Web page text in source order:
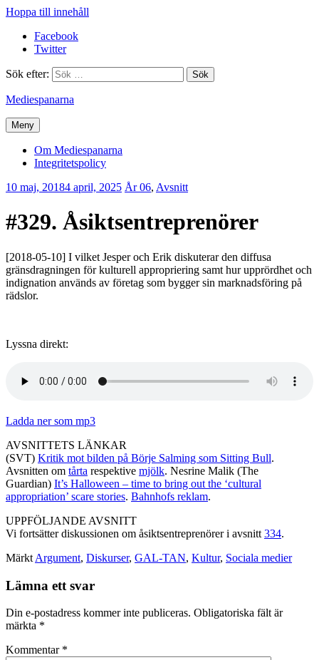
Hoppa till innehåll
Facebook
Twitter
Sök efter:
Mediespanarna
Meny
Om Mediespanarna
Integritetspolicy
10 maj, 20184 april, 2025 Erik
År 06, Avsnitt
#329. Åsiktsentreprenörer
[2018-05-10] I vilket Jesper och Erik diskuterar den diffusa
gränsdragningen för kulturell appropriering samt hur upprördhet och
indignation används av företag som bygger sin marknadsföring på
rädslor.
Lyssna direkt:
Ladda ner som mp3
AVSNITTETS LÄNKAR
(SVT) Kritik mot bilden på Börje Salming som Sitting Bull.
Avsnitten om tårta respektive mjölk. Nesrine Malik (The
Guardian) It’s Halloween – time to bring out the ‘cultural
appropriation’ scare stories. Bahnhofs reklam.
UPPFÖLJANDE AVSNITT
Vi fortsätter diskussionen om åsiktsentreprenörer i avsnitt 334.
Märkt Argument, Diskurser, GAL-TAN, Kultur, Sociala medier
Lämna ett svar
Din e-postadress kommer inte publiceras. Obligatoriska fält är
märkta *
Kommentar *